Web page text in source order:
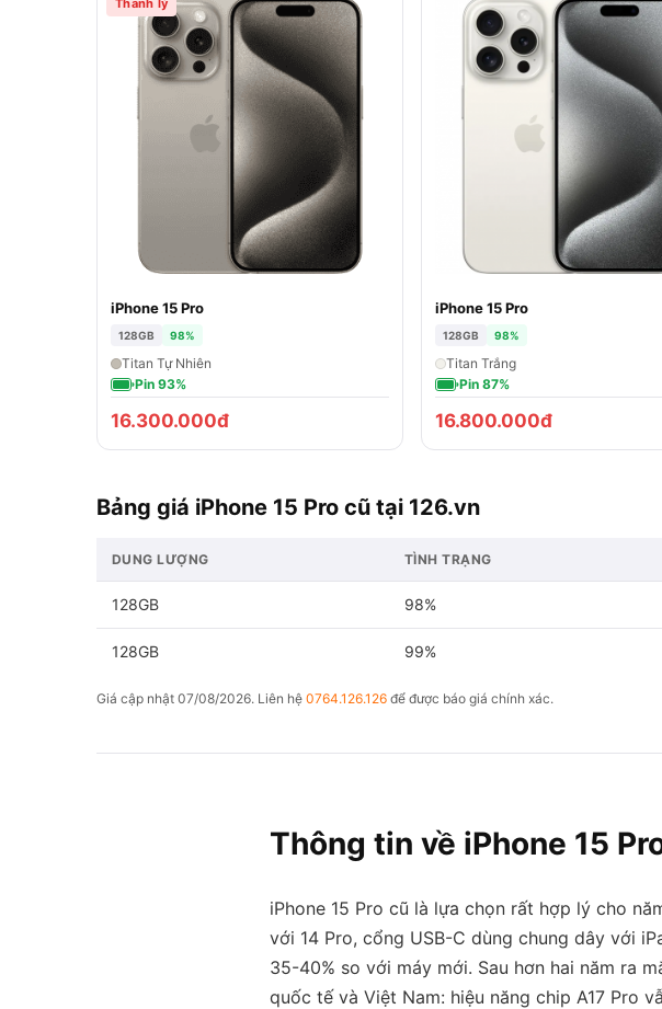
Thanh lý
iPhone 15 Pro
128GB 98%
Titan Tự Nhiên
Pin 93%
16.300.000đ
iPhone 15 Pro
128GB 98%
Titan Trắng
Pin 87%
16.800.000đ
Bảng giá iPhone 15 Pro cũ tại 126.vn
DUNG LƯỢNG TÌNH TRẠNG
128GB 98%
128GB 99%
Giá cập nhật 07/08/2026. Liên hệ 0764.126.126 để được báo giá chính xác.
Thông tin về iPhone 15
iPhone 15 Pro cũ là lựa chọn rất hợp lý cho
với 14 Pro, cổng USB-C dùng chung dây với
35-40% so với máy mới. Sau hơn hai năm ra
quốc tế và Việt Nam: hiệu năng chip A17 Pro